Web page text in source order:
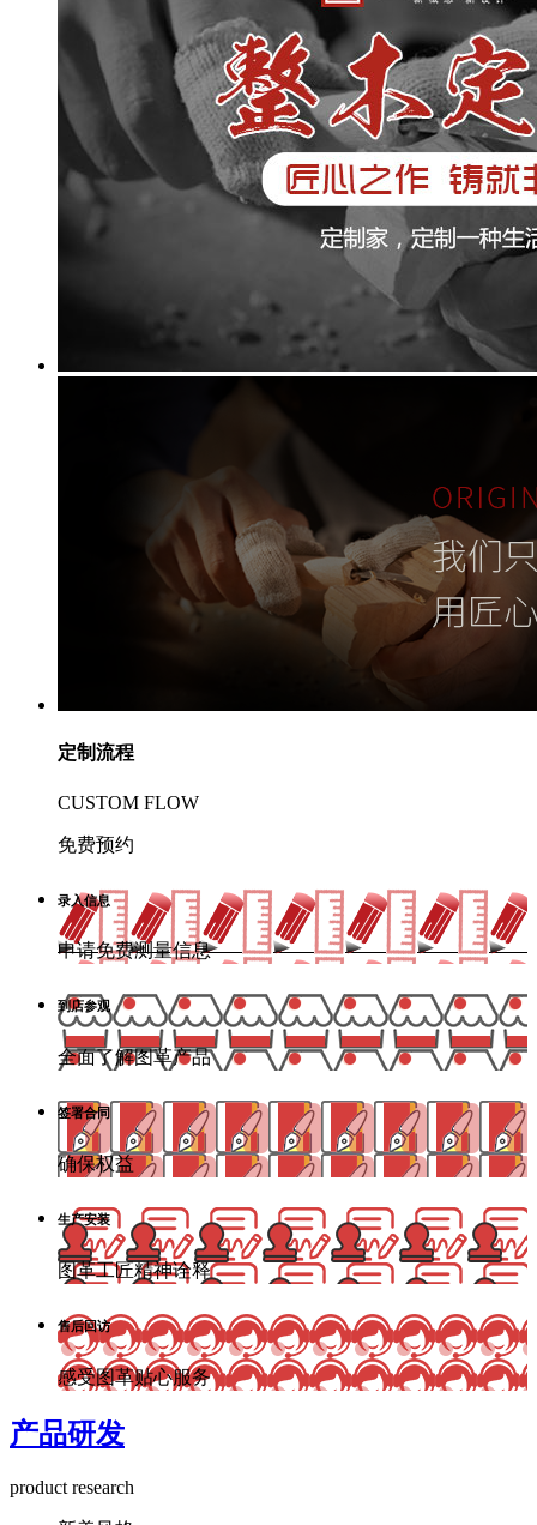
定制流程
CUSTOM FLOW
免费预约
录入信息
申请免费测量信息
到店参观
全面了解图革产品
签署合同
确保权益
生产安装
图革工匠精神诠释
售后回访
感受图革贴心服务
产品研发
product research